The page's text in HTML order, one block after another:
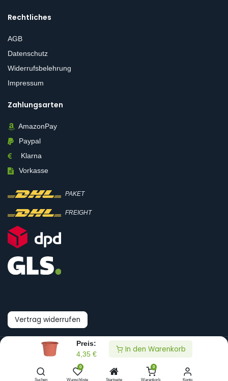
Preis:
4,35€
In den Warenkorb
Suchen
0
Wunschliste Startseite
0
Warenkorb Konto
Rechtliches
AGB
Datenschutz
Widerrufsbelehrung
Impressum
Zahlungsarten
AmazonPay
Paypal
Klarna
Vorkasse
PAKET
FREIGHT
Vertrag widerrufen
© Boni-Shop GmbH
Datenpräferenzen